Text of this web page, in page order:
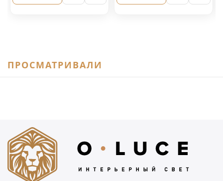
ПРОСМАТРИВАЛИ